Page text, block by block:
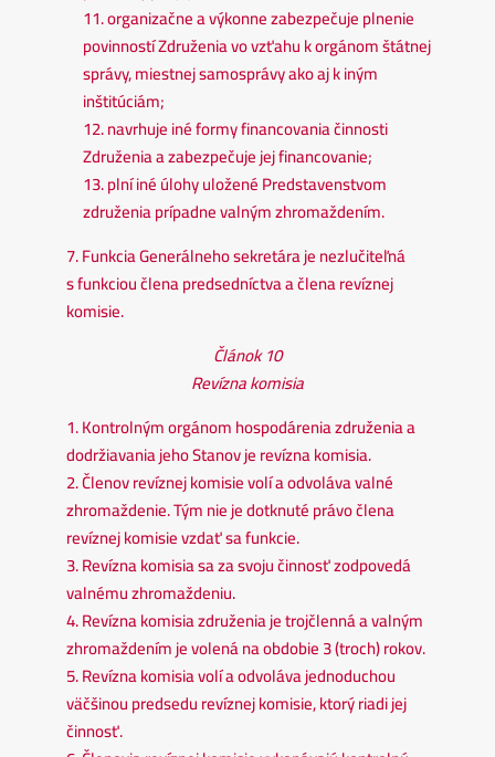
11. organizačne a výkonne zabezpečuje plnenie
povinností Združenia vo vzťahu k orgánom štátnej
správy, miestnej samosprávy ako aj k iným
inštitúciám;
12. navrhuje iné formy financovania činnosti
Združenia a zabezpečuje jej financovanie;
13. plní iné úlohy uložené Predstavenstvom
združenia prípadne valným zhromaždením.
7. Funkcia Generálneho sekretára je nezlučiteľná
s funkciou člena predsedníctva a člena revíznej
komisie.
Článok 10
Revízna komisia
1. Kontrolným orgánom hospodárenia združenia a
dodržiavania jeho Stanov je revízna komisia.
2. Členov revíznej komisie volí a odvoláva valné
zhromaždenie. Tým nie je dotknuté právo člena
revíznej komisie vzdať sa funkcie.
3. Revízna komisia sa za svoju činnosť zodpovedá
valnému zhromaždeniu.
4. Revízna komisia združenia je trojčlenná a valným
zhromaždením je volená na obdobie 3 (troch) rokov.
5. Revízna komisia volí a odvoláva jednoduchou
väčšinou predsedu revíznej komisie, ktorý riadi jej
činnosť.